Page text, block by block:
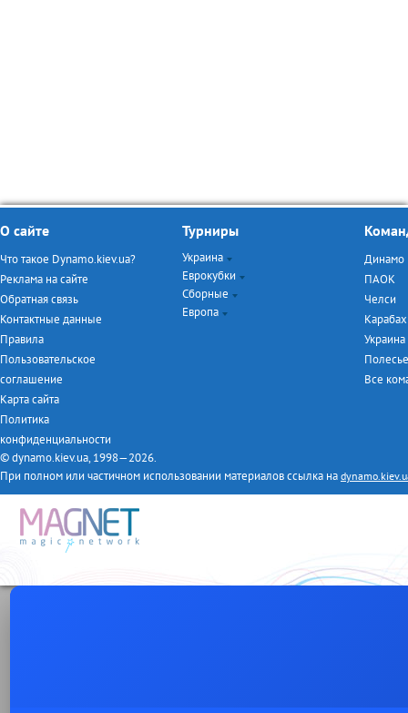
О сайте
Что такое Dynamo.kiev.ua?
Реклама на сайте
Обратная связь
Контактные данные
Правила
Пользовательское
соглашение
Карта сайта
Политика
конфиденциальности
Турниры
Украина
Чемпионат Украины
Кубок Украины
Турнир дублёров
Еврокубки
Лига Чемпионов
Лига Европы
Сборные
Евро-2016
Европа
Динамо
ПАОК
Челси
Карабах
Украина
Полесье
Все
© dynamo.kiev.ua, 1998—2026.
При полном или частичном использовании материалов ссылка на